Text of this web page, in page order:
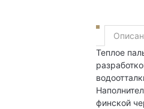
Теплое
финской